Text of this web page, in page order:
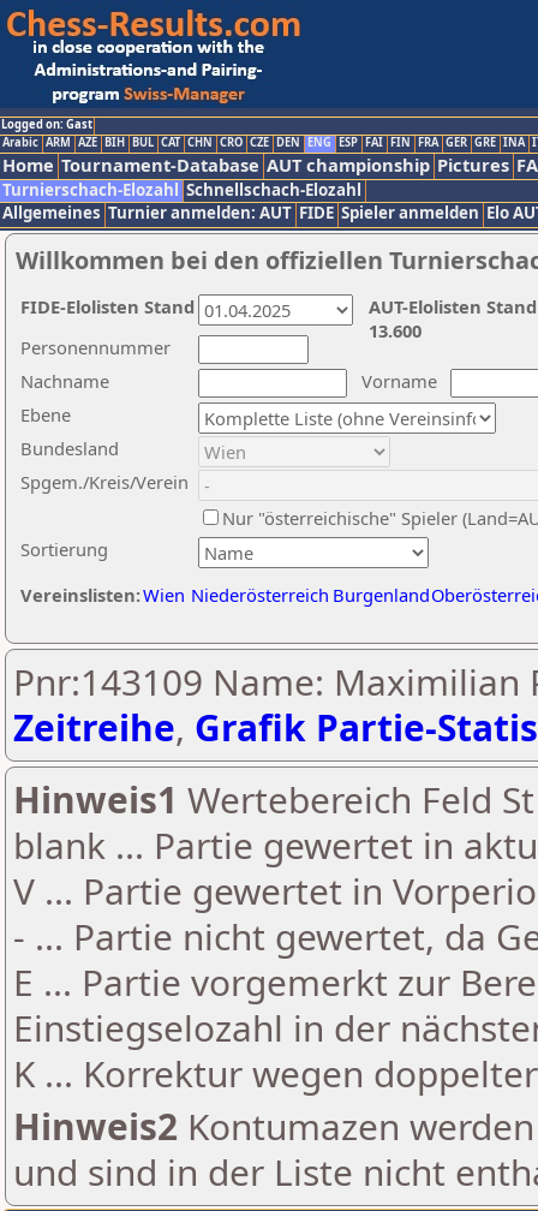
Logged on: Gast
Arabic ARM AZE BIH BUL CAT CHN CRO CZE DEN ENG ESP FAI FIN FRA GER GRE INA
Home Tournament-Database AUT championship Pictures
Turnierschach-Elozahl Schnellschach-Elozahl
Allgemeines Turnier anmelden: AUT FIDE Spieler anmelden Elo
Willkommen bei den offiziellen
Nachname
Vorname
Ebene
Sortierung
Personennummer
Bundesland
Spgem./Kreis/Verein
Nur "österreichische" Spieler
Vereinslisten:Wien Niederösterreich Burgenland
AUT-Elolisten
13.600
FIDE-Elolisten Stand
Pnr:143109 Name: Maximilian
Zeitreihe, Grafik Partie-
Hinweis1 Wertebereich Feld
blank ... Partie gewertet in
V ... Partie gewertet in
- ... Partie nicht gewertet, da
E ... Partie vorgemerkt zur
Einstiegselozahl in der
K ... Korrektur wegen
Hinweis2 Kontumazen
und sind in der Liste nicht